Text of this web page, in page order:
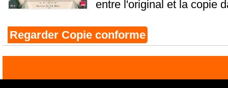
entre l'original et la copie
Regarder Copie conforme